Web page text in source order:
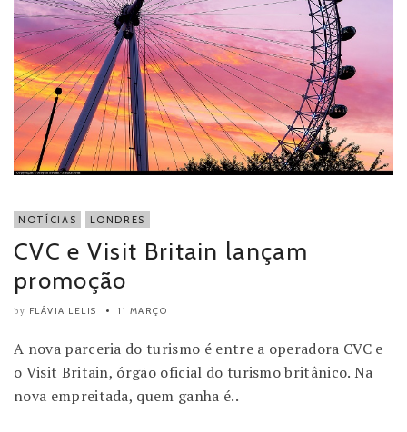
NOTÍCIAS LONDRES
CVC e Visit Britain lançam
promoção
by FLÁVIA LELIS 11 MARÇO
A nova parceria do turismo é entre a operadora CVC e
o Visit Britain, órgão oficial do turismo britânico. Na
nova empreitada, quem ganha é..